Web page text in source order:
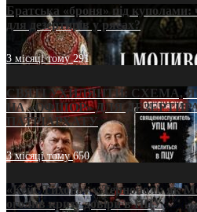
Братська «броня» під
для дезертирів у рясах?
3 місяці тому291
СВЯТІ УХИЛЯНТИ: СХЕМА,
НА «ОФШОР» ДЛЯ
ПАТРІАРХАТУ
3 місяці тому650
«Кейс Тихона» у Тернополі: як
оголив кризу довіри в ПЦУ